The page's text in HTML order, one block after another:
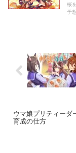
桜
予
ウマ娘プリティーダ
育成の仕方